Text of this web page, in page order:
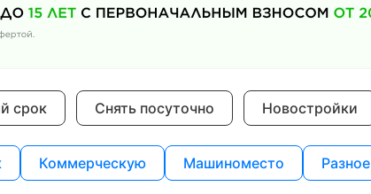
срок Снять посуточно Новостройки
Коммерческую Машиноместо Разное